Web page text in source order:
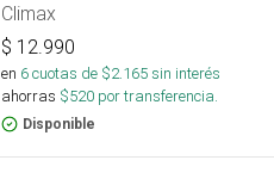
Climax
$ 12.990
en 6cuotas de $2.165sin interés
ahorras $520 por transferencia.
Disponible